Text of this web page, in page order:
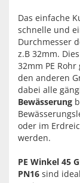
Das einfache
schnelle und
Durchmesser
z.B 32mm.
32mm PE
den anderen
dabei alle
Bewässerung
oder im
werden.
PE Winkel 45
PN16 sind